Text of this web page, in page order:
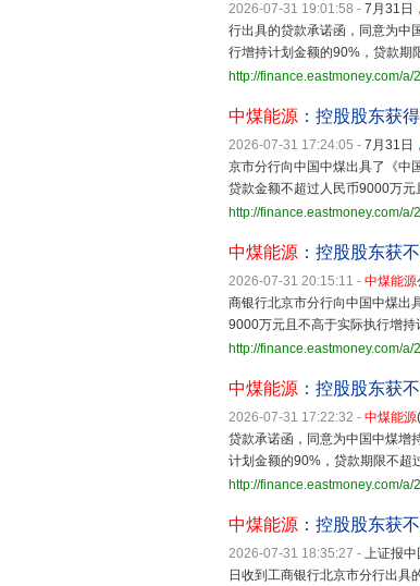
2026-07-31 19:01:58 - 7月31日，
行出具的贷款承诺函，同意为中
行增持计划金额的90%，贷款期
http://finance.eastmoney.com/
中煤能源 ：控股股东获
2026-07-31 17:24:05 - 7月31日，
京市分行向中国中煤出具了《中
贷款金额不超过人民币9000万
http://finance.eastmoney.com/
中煤能源 ：控股股东获
2026-07-31 20:15:11 - 中煤能源
商银行北京市分行向中国中煤出
9000万元且不高于实际执行增持
http://finance.eastmoney.com/
中煤能源 ：控股股东获
2026-07-31 17:22:32 - 中煤能源
贷款承诺函，同意为中国中煤增
计划金额的90%，贷款期限不超
http://finance.eastmoney.com/
中煤能源 ：控股股东获
2026-07-31 18:35:27 - 上证报中
日收到工商银行北京市分行出具